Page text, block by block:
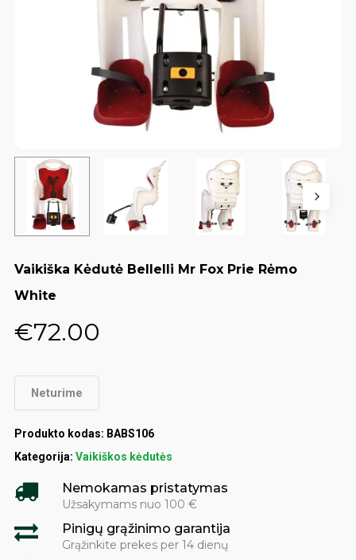
Vaikiška Kėdutė Bellelli Mr Fox Prie Rėmo
White
€72.00
Neturime
Produkto kodas: BABS106
Kategorija: Vaikiškos kėdutės
Nemokamas pristatymas
Užsakymams nuo 100 €
Pinigų grąžinimo garantija
Grąžinkite prekes per 14 dienų